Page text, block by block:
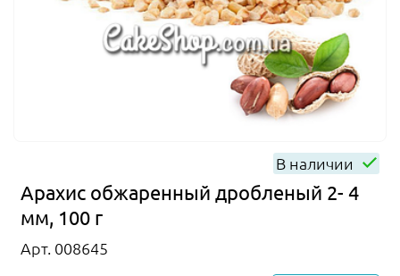
В наличии
Арахис обжаренный дробленый 2- 4
мм, 100 г
Арт. 008645